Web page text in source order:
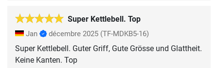
Super Kettlebell. Top
Jan décembre 2025 (TF-MDKB5-16)
Super Kettlebell. Guter Griff, Gute Grösse und Glattheit.
Keine Kanten. Top